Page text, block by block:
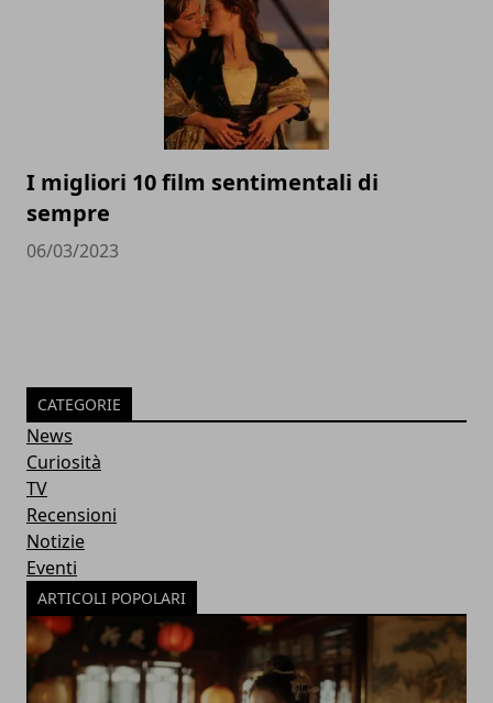
I migliori 10 film sentimentali di
sempre
06/03/2023
CATEGORIE
News
Curiosità
TV
Recensioni
Notizie
Eventi
ARTICOLI POPOLARI